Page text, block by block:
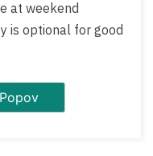
at weekend
is optional for good
Popov